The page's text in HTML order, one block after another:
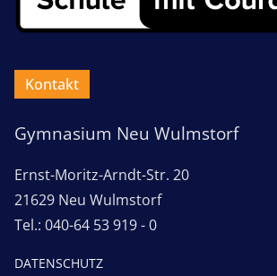
Kontakt
Gymnasium Neu Wulmstorf
Ernst-Moritz-Arndt-Str. 20
21629 Neu Wulmstorf
Tel.: 040-64 53 919 - 0
DATENSCHUTZ